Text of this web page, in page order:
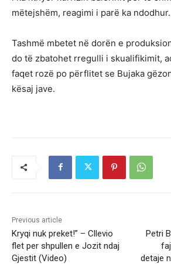
mëtejshëm, reagimi i parë ka ndodhur.
Tashmë mbetet në dorën e
do të zbatohet rregulli i skualifikimit,
faqet rozë po përflitet se Bujaka
kësaj jave.
Previous article
Kryqi nuk preket!” – Cllevio
flet per shpullen e Jozit ndaj
Gjestit (Video)
Petri
detaje